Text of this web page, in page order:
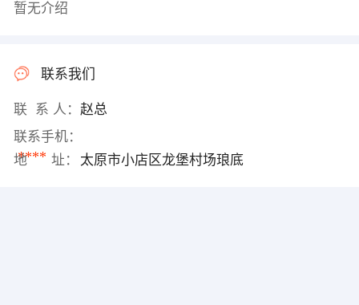
暂无介绍
联系我们
联 系 人： 赵总
联系手机：
****
地 址： 太原市小店区龙堡村场琅底